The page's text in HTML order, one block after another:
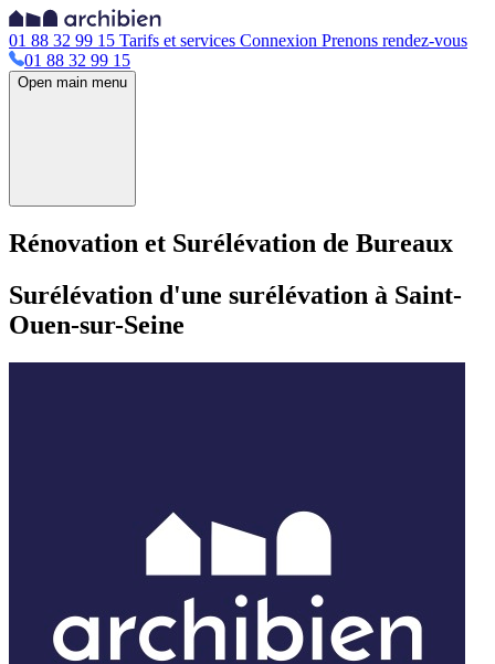
01 88 32 99 15 Tarifs et services Connexion Prenons rendez-vous
01 88 32 99 15
Open main menu
Rénovation et Surélévation de Bureaux
Surélévation d'une surélévation à Saint-
Ouen-sur-Seine